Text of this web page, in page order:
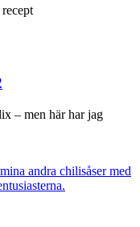
– men här har jag